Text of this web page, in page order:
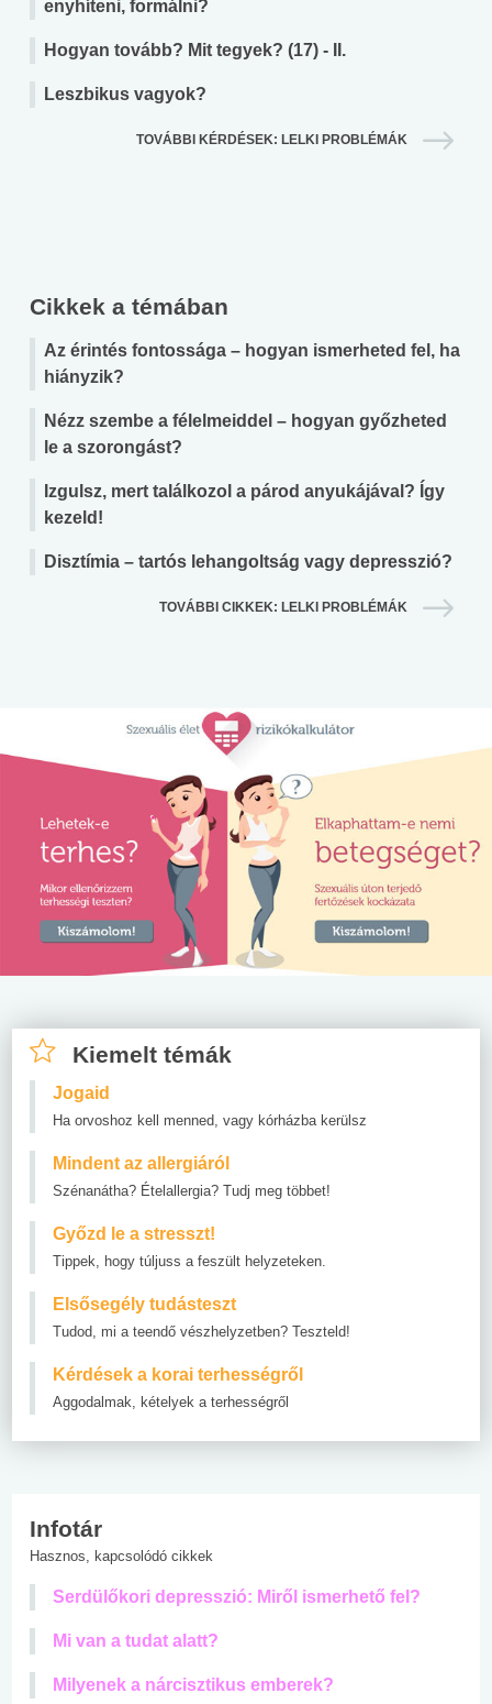
enyhíteni, formálni?
Hogyan tovább? Mit tegyek? (17) - II.
Leszbikus vagyok?
TOVÁBBI KÉRDÉSEK: LELKI PROBLÉMÁK
Cikkek a témában
Az érintés fontossága – hogyan ismerheted fel, ha
hiányzik?
Nézz szembe a félelmeiddel – hogyan győzheted
le a szorongást?
Izgulsz, mert találkozol a párod anyukájával? Így
kezeld!
Disztímia – tartós lehangoltság vagy depresszió?
TOVÁBBI CIKKEK: LELKI PROBLÉMÁK
Kiemelt témák
Jogaid
Ha orvoshoz kell menned, vagy kórházba kerülsz
Mindent az allergiáról
Szénanátha? Ételallergia? Tudj meg többet!
Győzd le a stresszt!
Tippek, hogy túljuss a feszült helyzeteken.
Elsősegély tudásteszt
Tudod, mi a teendő vészhelyzetben? Teszteld!
Kérdések a korai terhességről
Aggodalmak, kételyek a terhességről
Infotár
Hasznos, kapcsolódó cikkek
Serdülőkori depresszió: Miről ismerhető fel?
Mi van a tudat alatt?
Milyenek a nárcisztikus emberek?